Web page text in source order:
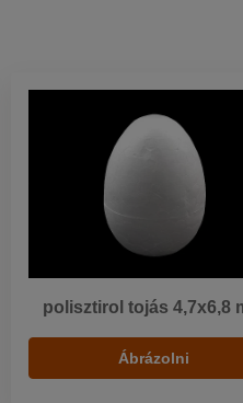
polisztirol tojás 4,7x6,8
Ábrázolni